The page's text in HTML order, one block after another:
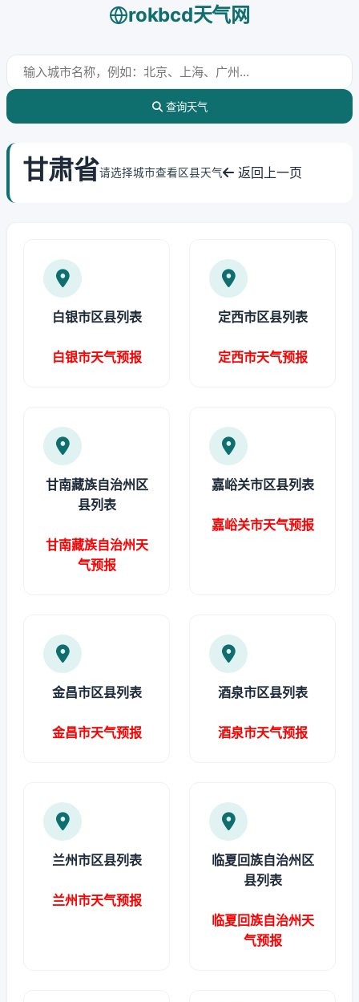
rokbcd天气网
查询天气
甘肃省请选择城市查看区县天气 返回上一页
白银市区县列表
白银市天气预报
定西市区县列表
定西市天气预报
甘南藏族自治州区
县列表
甘南藏族自治州天
气预报
嘉峪关市区县列表
嘉峪关市天气预报
金昌市区县列表
金昌市天气预报
酒泉市区县列表
酒泉市天气预报
兰州市区县列表
兰州市天气预报
临夏回族自治州区
县列表
临夏回族自治州天
气预报